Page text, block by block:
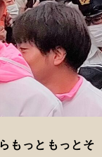
もっともっとそ